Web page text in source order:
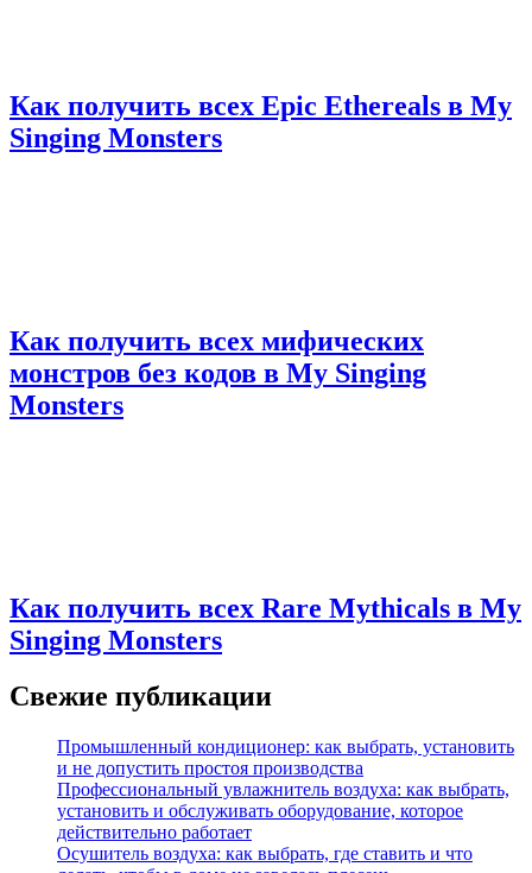
Как получить всех Epic Ethereals в My
Singing Monsters
Как получить всех мифических
монстров без кодов в My Singing
Monsters
Как получить всех Rare Mythicals в My
Singing Monsters
Свежие публикации
Промышленный кондиционер: как выбрать, установить
и не допустить простоя производства
Профессиональный увлажнитель воздуха: как выбрать,
установить и обслуживать оборудование, которое
действительно работает
Осушитель воздуха: как выбрать, где ставить и что